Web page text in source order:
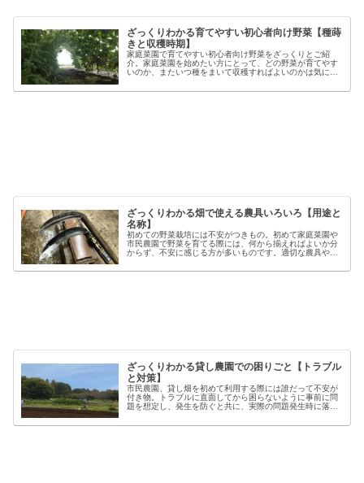
ざっくりわかる育てやすい初心者向け野菜【種蒔
きと収穫時期】
家庭菜園で育てやすい初心者向け野菜をざっくりとご紹
介。家庭菜園を始めたい方にとって、どの野菜が育てやす
いのか、またいつ種をまいて収穫すればよいのかは気にな
類でも「早生」「中生」「晩生」など...
ざっくりわかる畑で使える農具いろいろ【用途と
名称】
初めての野菜栽培には不安がつきもの。初めて家庭菜園や
市民農園で野菜を育てる際には、何から揃えればよいか分
からず、不安に感じる方が多いものです。適切な農具や資
しますが、種類も多く、初心者には...
ざっくりわかる貸し農園での困りごと【トラブル
と対策】
市民農園、貸し畑を初めて利用する際には誰だって不安が
付き物。トラブルに直面してから困らないように事前に問
題を想定し、発生を防ぐと共に、実際の問題発生時に落ち
【困った】と【トラブル】困りごとト...